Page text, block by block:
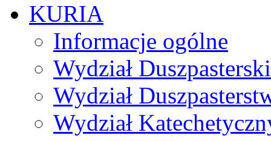
KURIA
Informacje ogólne
Wydział Duszpasterski
Wydział
Wydział